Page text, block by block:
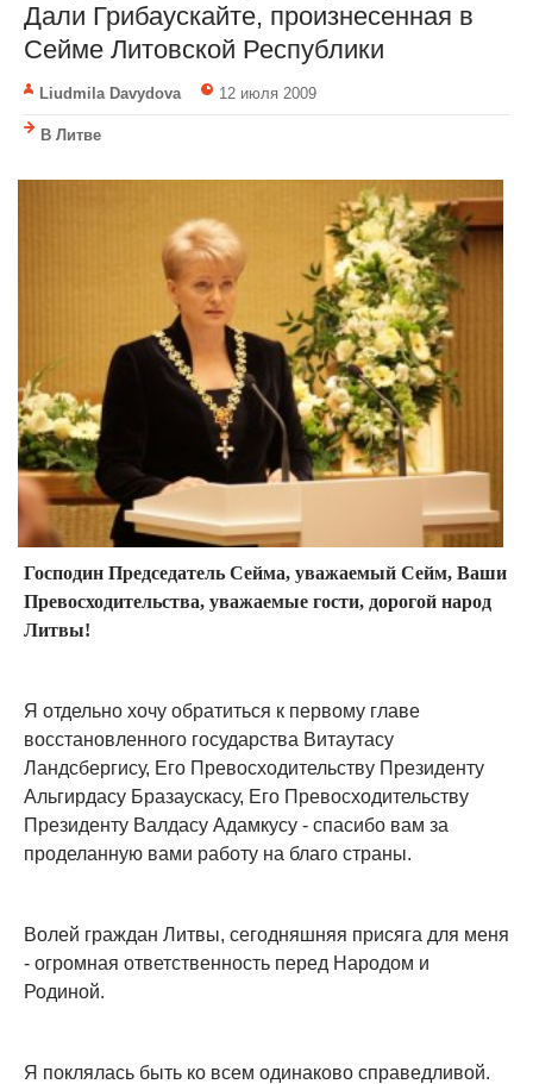
Дали Грибаускайте, произнесенная в
Сейме Литовской Республики
Liudmila Davydova 12 июля 2009
В Литве
Господин Председатель Сейма, уважаемый Сейм, Ваши
Превосходительства, уважаемые гости, дорогой народ
Литвы!
Я отдельно хочу обратиться к первому главе
восстановленного государства Витаутасу
Ландсбергису, Его Превосходительству Президенту
Альгирдасу Бразаускасу, Его Превосходительству
Президенту Валдасу Адамкусу - спасибо вам за
проделанную вами работу на благо страны.
Волей граждан Литвы, сегодняшняя присяга для меня
- огромная ответственность перед Народом и
Родиной.
Я поклялась быть ко всем одинаково справедливой.